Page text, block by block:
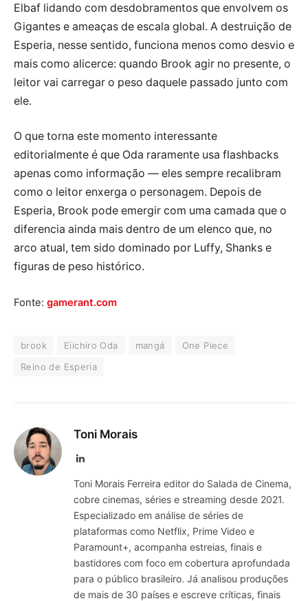
Elbaf lidando com desdobramentos que envolvem os
Gigantes e ameaças de escala global. A destruição de
Esperia, nesse sentido, funciona menos como desvio e
mais como alicerce: quando Brook agir no presente, o
leitor vai carregar o peso daquele passado junto com
ele.
O que torna este momento interessante
editorialmente é que Oda raramente usa flashbacks
apenas como informação — eles sempre recalibram
como o leitor enxerga o personagem. Depois de
Esperia, Brook pode emergir com uma camada que o
diferencia ainda mais dentro de um elenco que, no
arco atual, tem sido dominado por Luffy, Shanks e
figuras de peso histórico.
Fonte: gamerant.com
brook Eiichiro Oda mangá
One Piece
Reino de Esperia
Toni Morais
LinkedIn
Toni Morais Ferreira editor do Salada de Cinema,
cobre cinemas, séries e streaming desde 2021.
Especializado em análise de séries de
plataformas como Netflix, Prime Video e
Paramount+, acompanha estreias, finais e
bastidores com foco em cobertura aprofundada
para o público brasileiro. Já analisou produções
de mais de 30 países e escreve críticas, finais